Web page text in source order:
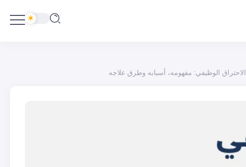
الاحتراق الوظيفي: مفهومه، أسبابه وطرق علاجه